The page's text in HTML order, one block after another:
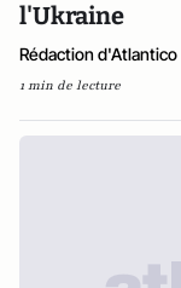
l'Ukraine
Rédaction d'Atlantico
1 min de lecture